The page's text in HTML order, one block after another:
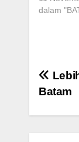
dalam
Batam